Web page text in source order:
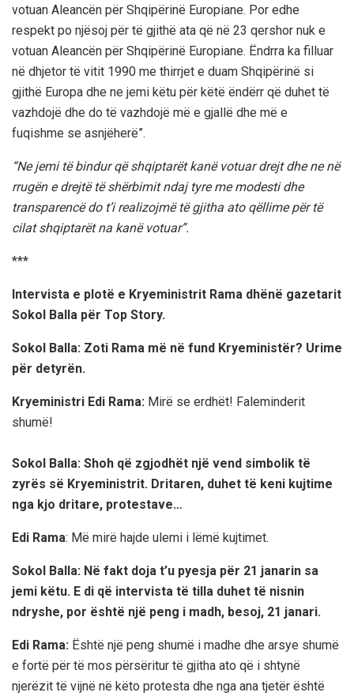
votuan Aleancën për Shqipërinë Europiane. Por edhe
respekt po njësoj për të gjithë ata që në 23 qershor nuk e
votuan Aleancën për Shqipërinë Europiane. Ëndrra ka filluar
në dhjetor të vitit 1990 me thirrjet e duam Shqipërinë si
gjithë Europa dhe ne jemi këtu për këtë ëndërr që duhet të
vazhdojë dhe do të vazhdojë më e gjallë dhe më e
fuqishme se asnjëherë”.
“Ne jemi të bindur që shqiptarët kanë votuar drejt dhe ne në
rrugën e drejtë të shërbimit ndaj tyre me modesti dhe
transparencë do t’i realizojmë të gjitha ato qëllime për të
cilat shqiptarët na kanë votuar”.
***
Intervista e plotë e Kryeministrit Rama dhënë gazetarit
Sokol Balla për Top Story.
Sokol Balla: Zoti Rama më në fund Kryeministër? Urime
për detyrën.
Kryeministri Edi Rama: Mirë se erdhët! Faleminderit
shumë!
Sokol Balla: Shoh që zgjodhët një vend simbolik të
zyrës së Kryeministrit. Dritaren, duhet të keni kujtime
nga kjo dritare, protestave…
Edi Rama: Më mirë hajde ulemi i lëmë kujtimet.
Sokol Balla: Në fakt doja t’u pyesja për 21 janarin sa
jemi këtu. E di që intervista të tilla duhet të nisnin
ndryshe, por është një peng i madh, besoj, 21 janari.
Edi Rama: Është një peng shumë i madhe dhe arsye shumë
e fortë për të mos përsëritur të gjitha ato që i shtynë
njerëzit të vijnë në këto protesta dhe nga ana tjetër është